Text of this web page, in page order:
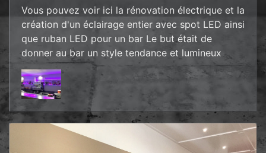
Vous pouvez voir ici la rénovation électrique et la
création d'un éclairage entier avec spot LED ainsi
que ruban LED pour un bar Le but était de
donner au bar un style tendance et lumineux